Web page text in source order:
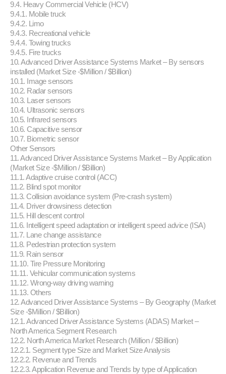
9.4. Heavy Commercial Vehicle (HCV)
9.4.1. Mobile truck
9.4.2. Limo
9.4.3. Recreational vehicle
9.4.4. Towing trucks
9.4.5. Fire trucks
10. Advanced Driver Assistance Systems Market – By sensors
installed (Market Size -$Million / $Billion)
10.1. Image sensors
10.2. Radar sensors
10.3. Laser sensors
10.4. Ultrasonic sensors
10.5. Infrared sensors
10.6. Capacitive sensor
10.7. Biometric sensor
Other Sensors
11. Advanced Driver Assistance Systems Market – By Application
(Market Size -$Million / $Billion)
11.1. Adaptive cruise control (ACC)
11.2. Blind spot monitor
11.3. Collision avoidance system (Pre-crash system)
11.4. Driver drowsiness detection
11.5. Hill descent control
11.6. Intelligent speed adaptation or intelligent speed advice (ISA)
11.7. Lane change assistance
11.8. Pedestrian protection system
11.9. Rain sensor
11.10. Tire Pressure Monitoring
11.11. Vehicular communication systems
11.12. Wrong-way driving warning
11.13. Others
12. Advanced Driver Assistance Systems – By Geography (Market
Size -$Million / $Billion)
12.1. Advanced Driver Assistance Systems (ADAS) Market –
North America Segment Research
12.2. North America Market Research (Million / $Billion)
12.2.1. Segment type Size and Market Size Analysis
12.2.2. Revenue and Trends
12.2.3. Application Revenue and Trends by type of Application